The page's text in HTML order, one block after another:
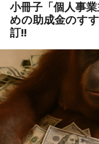
小冊子「個人事
めの助成金のす
訂!!